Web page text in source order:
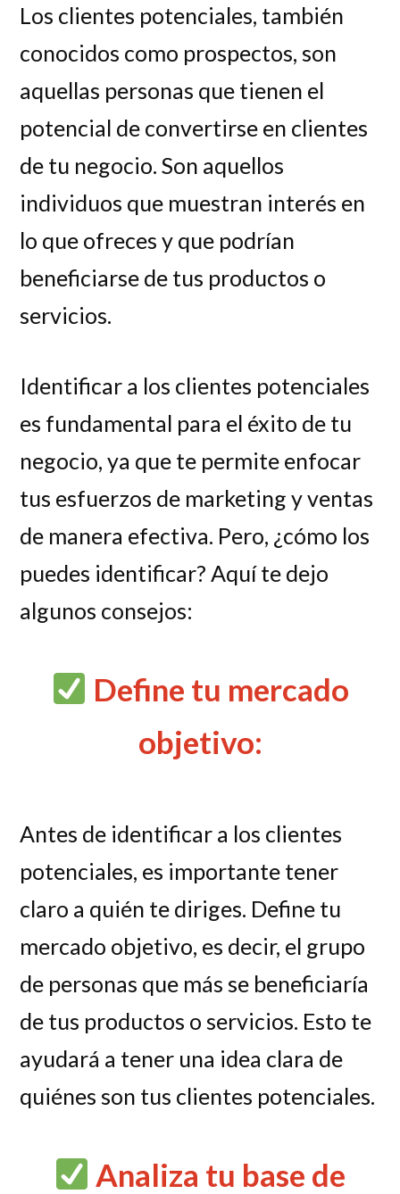
Los clientes potenciales, también
conocidos como prospectos, son
aquellas personas que tienen el
potencial de convertirse en clientes
de tu negocio. Son aquellos
individuos que muestran interés en
lo que ofreces y que podrían
beneficiarse de tus productos o
servicios.
Identificar a los clientes potenciales
es fundamental para el éxito de tu
negocio, ya que te permite enfocar
tus esfuerzos de marketing y ventas
de manera efectiva. Pero, ¿cómo los
puedes identificar? Aquí te dejo
algunos consejos:
Define tu mercado
objetivo:
Antes de identificar a los clientes
potenciales, es importante tener
claro a quién te diriges. Define tu
mercado objetivo, es decir, el grupo
de personas que más se beneficiaría
de tus productos o servicios. Esto te
ayudará a tener una idea clara de
quiénes son tus clientes potenciales.
Analiza tu base de